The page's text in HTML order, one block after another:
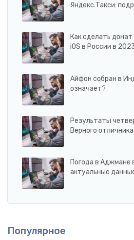
Яндекс.Такси:
Как сделать донат
iOS в России в
Айфон собран в
означает?
Результаты
Верного
Погода в Аджмане
актуальные
Популярное